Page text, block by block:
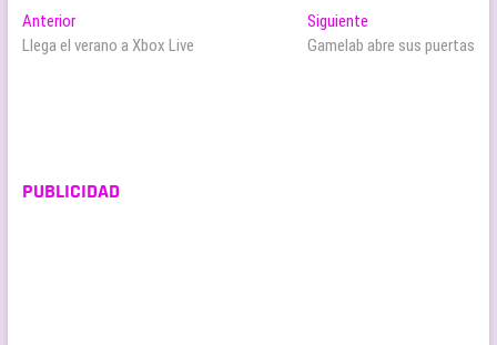
Navegación
de
AnteriorEntrada
anterior:
Llega el verano a Xbox Live
Siguiente
siguiente:
Gamelab abre sus puertas
PUBLICIDAD